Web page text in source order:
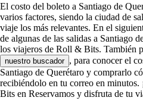
El costo del boleto a Santiago de
varios factores, siendo la ciudad de
viaje los más relevantes. En el
de algunas de las salidas a Santiago
los viajeros de Roll & Bits. También
nuestro buscador , para conocer el
Santiago de Querétaro y comprarlo
recibiéndolo en tu correo en
Bits en Reservamos y disfruta de tu